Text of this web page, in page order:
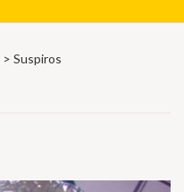
> Suspiros